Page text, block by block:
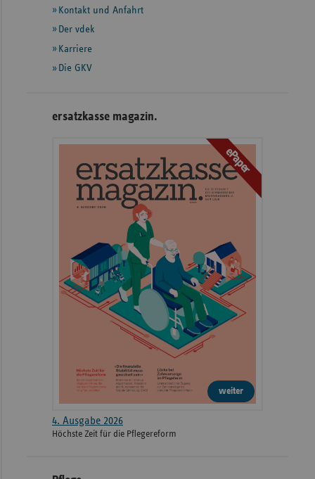
InformationenKontakt und Anfahrt
Der vdek
Karriere
Die GKV
ersatzkasse magazin.
ePaper
weiter
4. Ausgabe 2026
Höchste Zeit für die Pflegereform